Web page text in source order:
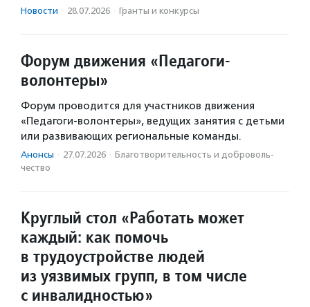
Новости · 28.07.2026 · Гранты и конкурсы
Форум движения «Педагоги-
волонтеры»
Форум проводится для участников движения
«Педагоги-волонтеры», ведущих занятия с детьми
или развивающих региональные команды.
Анонсы · 27.07.2026 · Благотвори­тель­ность и доброволь­
чест­во
Круглый стол «Работать может
каждый: как помочь
в трудоустройстве людей
из уязвимых групп, в том числе
с инвалидностью»